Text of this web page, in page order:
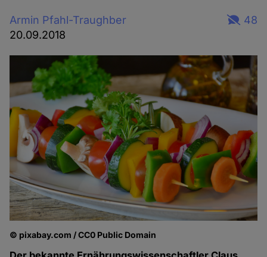
Armin Pfahl-Traughber
20.09.2018
48
© pixabay.com / CC0 Public Domain